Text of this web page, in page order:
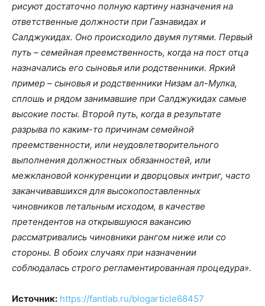
рисуют достаточно полную картину назначения на
ответственные должности при Газнавидах и
Салджукидах. Оно происходило двумя путями. Первый
путь – семейная преемственность, когда на пост отца
назначались его сыновья или родственники. Яркий
пример – сыновья и родственники Низам ал-Мулка,
сплошь и рядом занимавшие при Салджукидах самые
высокие посты. Второй путь, когда в результате
разрыва по каким-то причинам семейной
преемственности, или неудовлетворительного
выполнения должностных обязанностей, или
межклановой конкуренции и дворцовых интриг, часто
заканчивавшихся для высокопоставленных
чиновников летальным исходом, в качестве
претендентов на открывшуюся вакансию
рассматривались чиновники рангом ниже или со
стороны. В обоих случаях при назначении
соблюдалась строго регламентированная процедура».
Источник: https://fantlab.ru/blogarticle68457